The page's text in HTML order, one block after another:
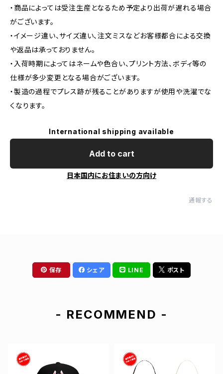
・商品によっては受注生産となるため予定より出荷が遅れる場合
がございます。
・イメージ違い、サイズ違い、注文ミスなどお客様都合による交換
や返品は承っておりません。
・入荷時期によってはネームや色合い、プリント方法、ボディ等の
仕様が多少変更となる場合がございます。
・製造の過程でプレス跡が残ることがありますが使用や洗濯でな
くなります。
International shipping available
Add to cart
日本国内にお住まいの方向け
通報する
保存 シェア LINE ポスト
- RECOMMEND -